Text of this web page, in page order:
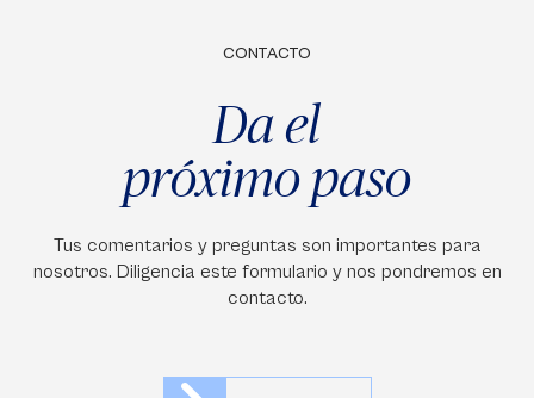
CONTACTO
Da el
próximo paso
Tus comentarios y preguntas son importantes para
nosotros. Diligencia este formulario y nos pondremos en
contacto.